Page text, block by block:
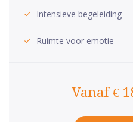
Intensieve begeleiding
Ruimte voor emotie
Vanaf €